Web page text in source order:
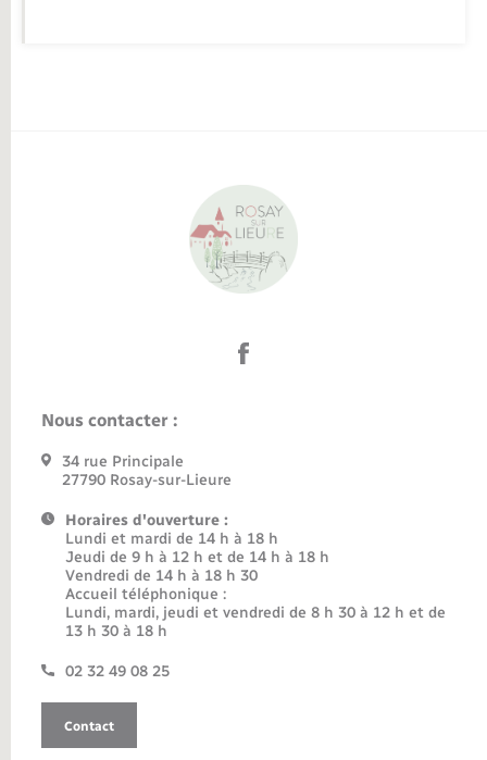
Nous contacter :
34 rue Principale
27790 Rosay-sur-Lieure
Horaires d'ouverture :
Lundi et mardi de 14 h à 18 h
Jeudi de 9 h à 12 h et de 14 h à 18 h
Vendredi de 14 h à 18 h 30
Accueil téléphonique :
Lundi, mardi, jeudi et vendredi de 8 h 30 à 12 h et de
13 h 30 à 18 h
02 32 49 08 25
Contact